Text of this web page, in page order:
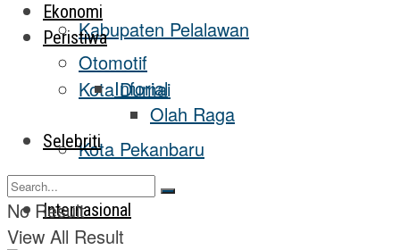
Kabupaten Pelalawan
Kota Dumai
Kota Pekanbaru
Internasional
Ekonomi
Peristiwa
Otomotif
Inforial
Olah Raga
Selebriti
No Result
View All Result